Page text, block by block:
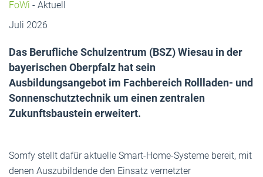
FoWi - Aktuell
Juli 2026
Das Berufliche Schulzentrum (BSZ) Wiesau in der
bayerischen Oberpfalz hat sein
Ausbildungsangebot im Fachbereich Rollladen- und
Sonnenschutztechnik um einen zentralen
Zukunftsbaustein erweitert.
Somfy stellt dafür aktuelle Smart-Home-Systeme bereit, mit
denen Auszubildende den Einsatz vernetzter